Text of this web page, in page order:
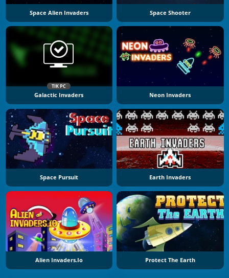
Space Alien Invaders Space Shooter
TIK PC
Galactic Invaders Neon Invaders
Space Pursuit Earth Invaders
Alien Invaders.io Protect The Earth